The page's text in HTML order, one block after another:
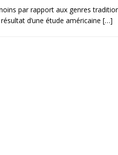
par rapport aux genres
d’une étude américaine […]